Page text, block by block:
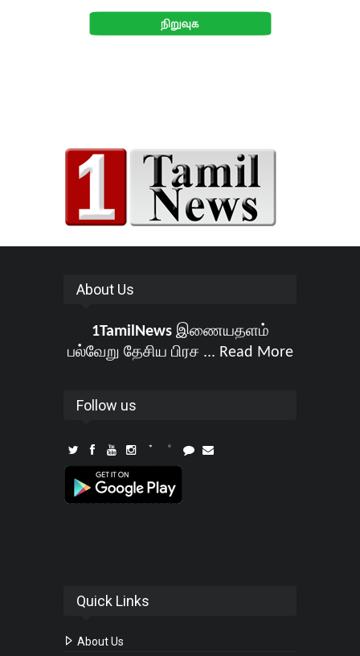
About Us
1TamilNewsஇணையதளம்
பல்வேறு தேசிய பிரச ... Read More
Follow us
Quick Links
About Us